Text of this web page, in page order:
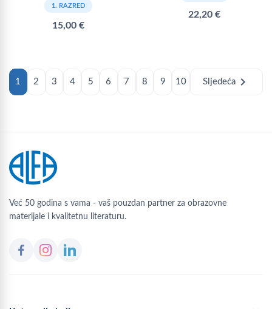
1. RAZRED
15,00 €
22,20 €
1 2 3 4 5 6 7 8 9 10 Sljedećachevron_right
Već 50 godina s vama - vaš pouzdan partner za obrazovne
materijale i kvalitetnu literaturu.